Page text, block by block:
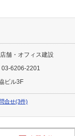
店舗・オフィス建設
03-6206-2201
ビル3F
合せ(3件)